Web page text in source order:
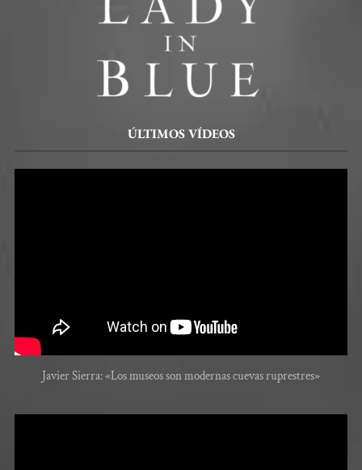
ÚLTIMOS VÍDEOS
Javier Sierra: «Los museos son modernas cuevas ruprestres»